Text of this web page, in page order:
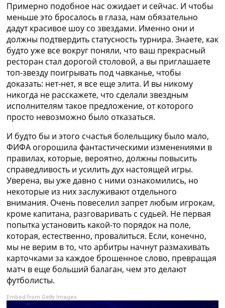
Примерно подобное нас ожидает и сейчас. И чтобы
меньше это бросалось в глаза, нам обязательно
дадут красивое шоу со звездами. Именно они и
должны подтвердить статусность турнира. Знаете, как
будто уже все вокруг поняли, что ваш прекрасный
ресторан стал дорогой столовой, а вы приглашаете
топ-звезду поигрывать под чавканье, чтобы
доказать: нет-нет, я все еще элита. И вы никому
никогда не расскажете, что сделали звездным
исполнителям такое предложение, от которого
просто невозможно было отказаться.
И будто бы и этого счастья болельщику было мало,
ФИФА огорошила фантастическими изменениями в
правилах, которые, вероятно, должны повысить
справедливость и усилить дух настоящей игры.
Уверена, вы уже давно с ними ознакомились, но
некоторые из них заслуживают отдельного
внимания. Очень повеселил запрет любым игрокам,
кроме капитана, разговаривать с судьей. Не первая
попытка установить какой-то порядок на поле,
которая, естественно, провалиться. Если, конечно,
мы не верим в то, что арбитры начнут размахивать
карточками за каждое брошенное слово, превращая
матч в еще больший балаган, чем это делают
футболисты.
Embed from Getty Images